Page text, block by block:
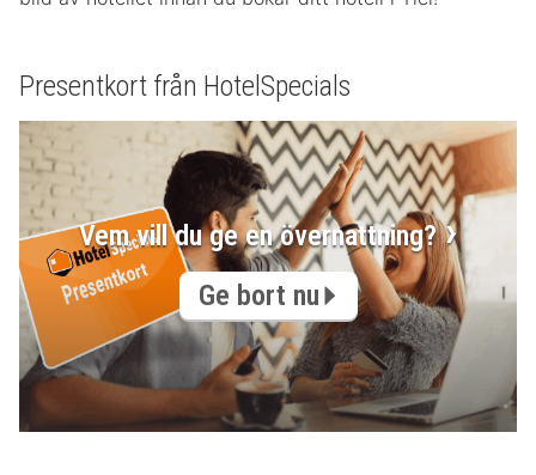
Presentkort från HotelSpecials
Vem vill du ge en övernattning?
Ge bort nu